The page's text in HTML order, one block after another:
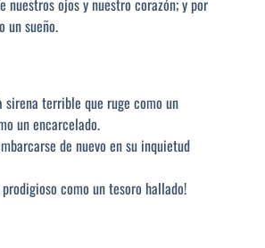
un sueño.
terrible que ruge como un
un encarcelado.
de nuevo en su inquietud
como un tesoro hallado!